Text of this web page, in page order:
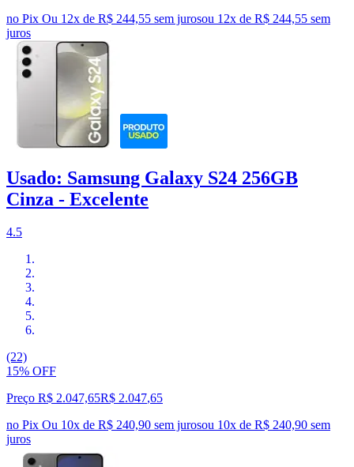
no Pix Ou 12x de R$ 244,55 sem jurosou 12x de R$ 244,55 sem
juros
Usado: Samsung Galaxy S24 256GB
Cinza - Excelente
4.5
(22)
15% OFF
Preço R$ 2.047,65R$ 2.047,65
no Pix Ou 10x de R$ 240,90 sem jurosou 10x de R$ 240,90 sem
juros